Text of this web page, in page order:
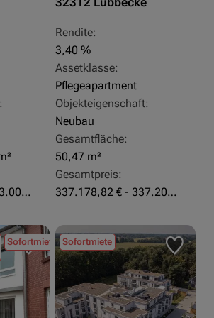
210.120,00 € - 273.003,24 €
Rendite:
3,40 %
Assetklasse:
Pflegeapartment
Objekteigenschaft:
Neubau
Gesamtfläche:
50,47 m²
Gesamtpreis:
337.178,82 € - 337.207,06 €
Sofortmiete Sofortmiete